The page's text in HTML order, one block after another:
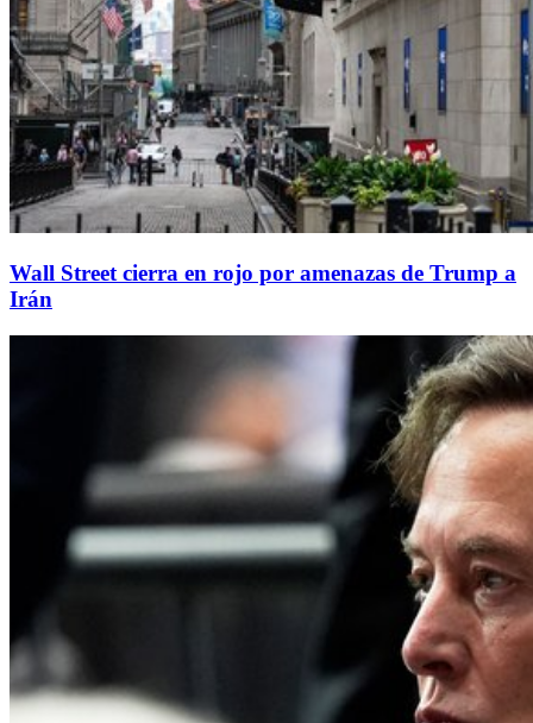
Wall Street cierra en rojo por amenazas de Trump a
Irán